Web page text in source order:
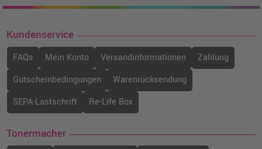
Kundenservice
FAQs Mein Konto Versandinformationen
Zahlung
Gutscheinbedingungen
Warenrücksendung
SEPA-Lastschrift
Re-Life Box
Tonermacher